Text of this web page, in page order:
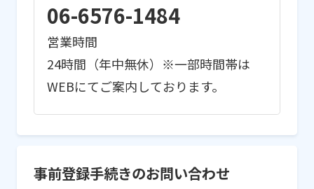
06-6576-1484
営業時間
24時間（年中無休）※一部時間帯は
WEBにてご案内しております。
事前登録手続きのお問い合わせ